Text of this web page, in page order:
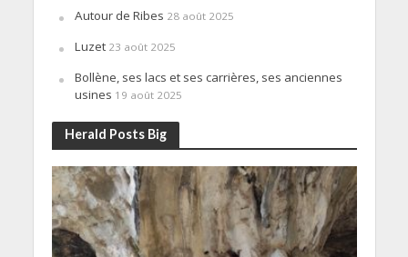
Autour de Ribes 28 août 2025
Luzet 23 août 2025
Bollène, ses lacs et ses carrières, ses anciennes
usines 19 août 2025
Herald Posts Big